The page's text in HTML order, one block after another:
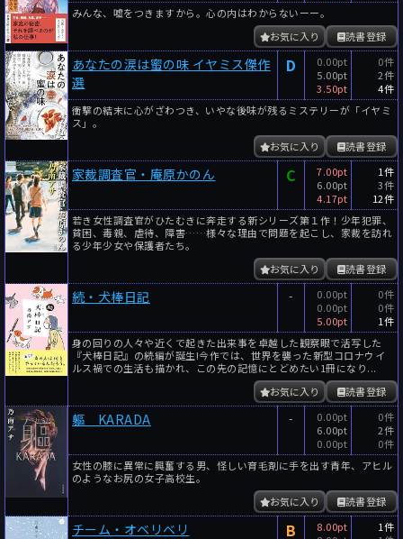
みんな、嘘をつきますから。心の内はわからないーー。
読書登録
お気に入り
あなたの涙は蜜の味 イヤミス傑作
選
D
0.00pt
5.00pt
3.50pt
0件
2件
4件
衝撃の結末に心がざわつき、いやな後味が残るミステリーが「イヤミ
ス」。
読書登録
お気に入り
家裁調査官・庵原かのん C
7.00pt
6.00pt
4.17pt
1件
3件
12件
若き女性調査官がひたむきに奔走する新シリーズ第１作！少年犯罪、
貧困、毒親、虐待、障害……様々な理由で問題を起こし、家裁を訪れ
る少年少女や保護者たち。
読書登録
お気に入り
続・犬棒日記 -
0.00pt
0.00pt
5.00pt
0件
0件
1件
身の回りの人々や近くで起きた出来事を卓越した観察眼で活写した
『犬棒日記』の続編が誕生!今作では、世界を襲った新型コロナウイ
ルス禍での生活も描かれ、この先の記憶にとどめたい1冊になり...
読書登録
お気に入り
軀 KARADA -
0.00pt
6.00pt
0.00pt
0件
2件
0件
女性の膝に異常に興奮する男、怪しい育毛剤に手を出す青年、アヒル
のようなお尻の女子高校生。
読書登録
お気に入り
チーム・オベリベリ B
8.00pt
1件